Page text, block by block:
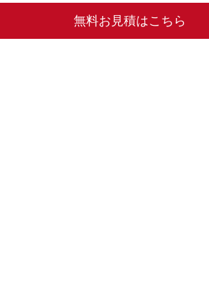
無料お見積はこちら